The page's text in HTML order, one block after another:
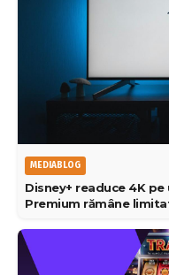
MEDIABLOG
Disney+ readuce 4K
Premium rămâne